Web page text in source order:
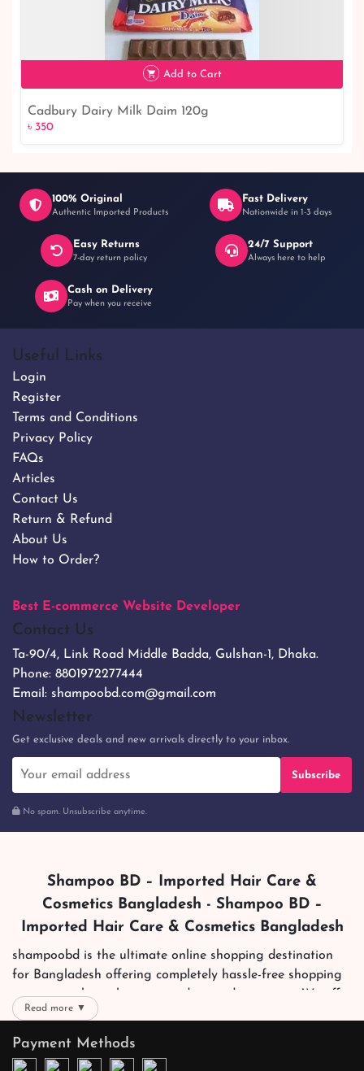
৳ 350
Add to Cart
Cadbury Dairy Milk Daim 120g
৳ 350
100% Original
Authentic Imported Products
Fast Delivery
Nationwide in 1-3 days
Easy Returns
7-day return policy
24/7 Support
Always here to help
Cash on Delivery
Pay when you receive
Useful Links
Login
Register
Terms and Conditions
Privacy Policy
FAQs
Articles
Contact Us
Return & Refund
About Us
How to Order?
Best E-commerce Website Developer
Contact Us
Ta-90/4, Link Road Middle Badda, Gulshan-1, Dhaka.
Phone: 8801972277444
Email: shampoobd.com@gmail.com
Newsletter
Get exclusive deals and new arrivals directly to your inbox.
Subscribe
No spam. Unsubscribe anytime.
Shampoo BD – Imported Hair Care &
Cosmetics Bangladesh - Shampoo BD –
Imported Hair Care & Cosmetics Bangladesh
shampoobd is the ultimate online shopping destination
for Bangladesh offering completely hassle-free shopping
experience through secure and trusted gateways. We offer
you trendy and reliable shopping with all your preferred
brands and more. Now shopping is easier, quicker and
always joyous. We help you mark the exact choice here.
Read more ▼
Payment Methods